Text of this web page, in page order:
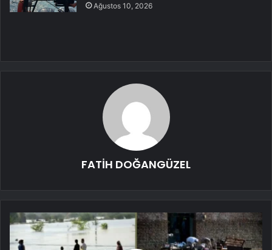
Ağustos 10, 2026
FATİH DOĞANGÜZEL